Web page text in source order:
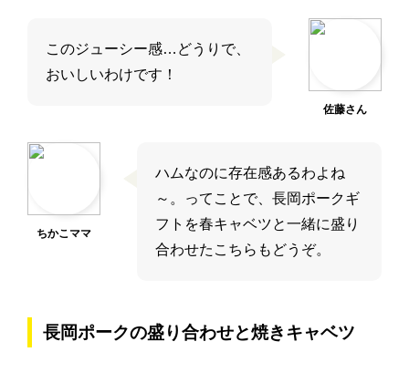
佐藤さん
このジューシー感…どうりで、
おいしいわけです！
ちかこママ
ハムなのに存在感あるわよね
～。ってことで、長岡ポークギ
フトを春キャベツと一緒に盛り
合わせたこちらもどうぞ。
長岡ポークの盛り合わせと焼きキャベツ